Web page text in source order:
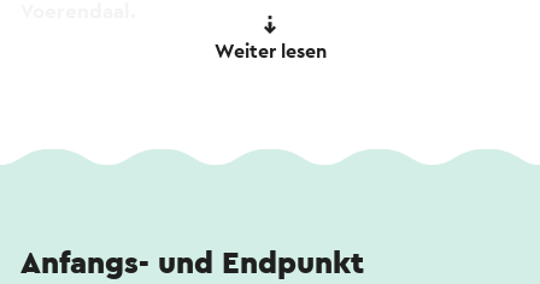
Dieser Text wurde mit Hilfe eines Online-
Weiter lesen
Anfangs- und Endpunkt